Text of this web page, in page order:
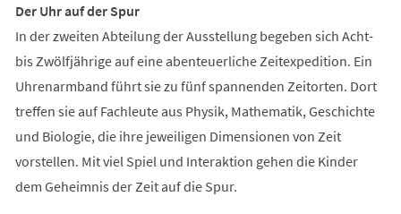
Der Uhr auf der Spur
In der zweiten Abteilung der Ausstellung begeben sich Acht-
bis Zwölfjährige auf eine abenteuerliche Zeitexpedition. Ein
Uhrenarmband führt sie zu fünf spannenden Zeitorten. Dort
treffen sie auf Fachleute aus Physik, Mathematik, Geschichte
und Biologie, die ihre jeweiligen Dimensionen von Zeit
vorstellen. Mit viel Spiel und Interaktion gehen die Kinder
dem Geheimnis der Zeit auf die Spur.